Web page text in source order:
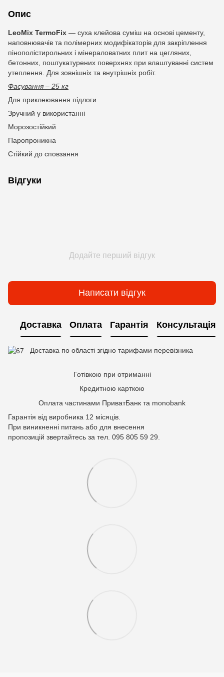
Опис
LeoMix TermoFix — суха клейова суміш на основі цементу,
наповнювачів та полімерних модифікаторів для закріплення
пінополістирольних і мінераловатних плит на цегляних,
бетонних, поштукатурених поверхнях при влаштуванні систем
утеплення. Для зовнішніх та внутрішніх робіт.
Фасування – 25 кг
Для приклеювання підлоги
Зручний у використанні
Морозостійкий
Паропроникна
Стійкий до сповзання
Відгуки
Додайте перший відгук
Написати відгук
Доставка Оплата Гарантія Консультація
Доставка по області згідно тарифами перевізника
Готівкою при отриманні
Кредитною карткою
Оплата частинами ПриватБанк та monobank
Гарантія від виробника 12 місяців.
При виникненні питань або для внесення
пропозицій звертайтесь за тел. 095 805 59 29.